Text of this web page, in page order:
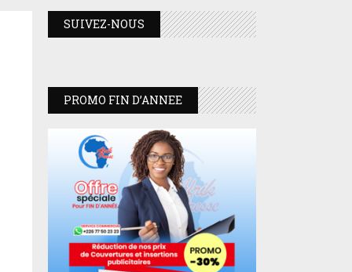
SUIVEZ-NOUS
PROMO FIN D’ANNEE